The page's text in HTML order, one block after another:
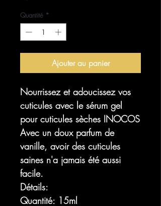
Quantité *
Ajouter au panier
Nourrissez et adoucissez vos
cuticules avec le sérum gel
pour cuticules sèches INOCOS
Avec un doux parfum de
vanille, avoir des cuticules
saines n'a jamais été aussi
facile.
Détails:
Quantité: 15ml